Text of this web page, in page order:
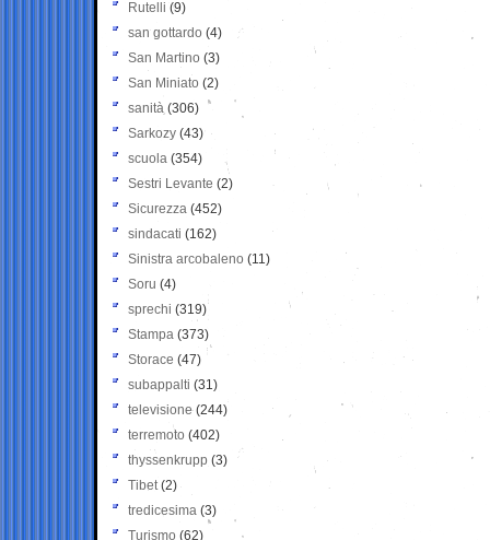
Rutelli (9)
san gottardo (4)
San Martino (3)
San Miniato (2)
sanità (306)
Sarkozy (43)
scuola (354)
Sestri Levante (2)
Sicurezza (452)
sindacati (162)
Sinistra arcobaleno (11)
Soru (4)
sprechi (319)
Stampa (373)
Storace (47)
subappalti (31)
televisione(244)
terremoto (402)
thyssenkrupp (3)
Tibet(2)
tredicesima (3)
Turismo (62)